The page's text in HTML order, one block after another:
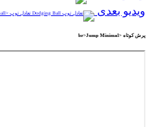
ویدیو بعدی تعادل توپ <br>Dodging Ball
پرش کوتاه <br>Jump Minimal